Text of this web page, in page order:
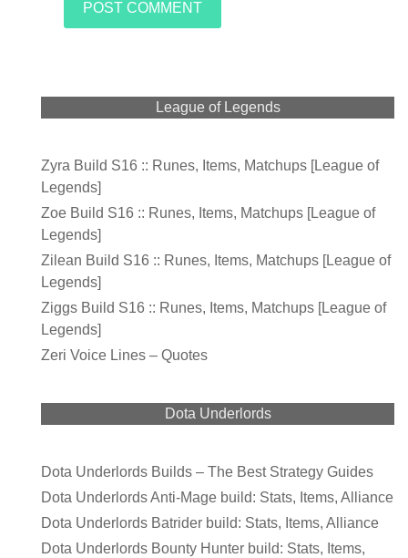
League of Legends
Zyra Build S16 :: Runes, Items, Matchups [League of
Legends]
Zoe Build S16 :: Runes, Items, Matchups [League of
Legends]
Zilean Build S16 :: Runes, Items, Matchups [League of
Legends]
Ziggs Build S16 :: Runes, Items, Matchups [League of
Legends]
Zeri Voice Lines – Quotes
Dota Underlords
Dota Underlords Builds – The Best Strategy Guides
Dota Underlords Anti-Mage build: Stats, Items, Alliance
Dota Underlords Batrider build: Stats, Items, Alliance
Dota Underlords Bounty Hunter build: Stats, Items,